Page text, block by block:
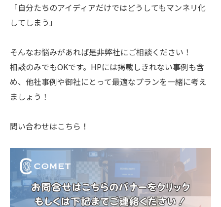
「自分たちのアイディアだけではどうしてもマンネリ化
してしまう」
そんなお悩みがあれば是非弊社にご相談ください！
相談のみでもOKです。HPには掲載しきれない事例も含
め、他社事例や御社にとって最適なプランを一緒に考え
ましょう！
問い合わせはこちら！